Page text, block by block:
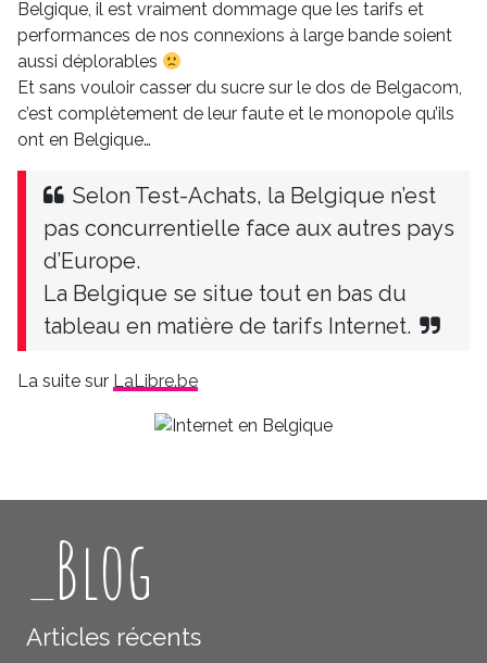
_Blog
Articles récents
Belgique, il est vraiment dommage que les tarifs et
performances de nos connexions à large bande soient
aussi déplorables
Et sans vouloir casser du sucre sur le dos de Belgacom,
c’est complètement de leur faute et le monopole qu’ils
ont en Belgique…
Selon Test-Achats, la Belgique n’est
pas concurrentielle face aux autres pays
d’Europe.
La Belgique se situe tout en bas du
tableau en matière de tarifs Internet.
La suite sur LaLibre.be